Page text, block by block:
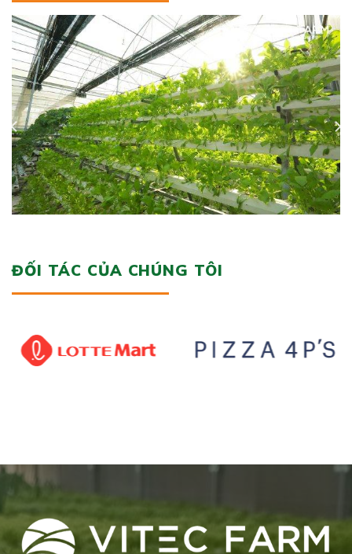
ĐỐI TÁC CỦA CHÚNG TÔI